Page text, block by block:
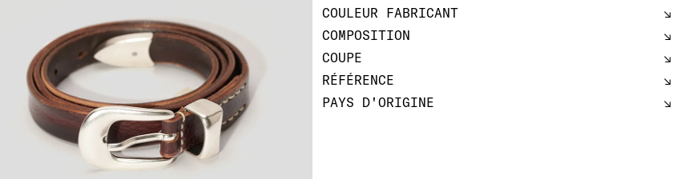
COULEUR FABRICANT
COMPOSITION
COUPE
RÉFÉRENCE
PAYS D'ORIGINE